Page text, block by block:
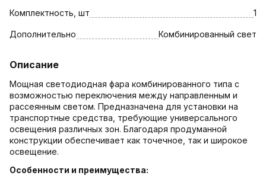
Комплектность, шт 1
Дополнительно Комбинированный свет
Описание
Мощная светодиодная фара комбинированного типа с
возможностью переключения между направленным и
рассеянным светом. Предназначена для установки на
транспортные средства, требующие универсального
освещения различных зон. Благодаря продуманной
конструкции обеспечивает как точечное, так и широкое
освещение.
Особенности и преимущества: